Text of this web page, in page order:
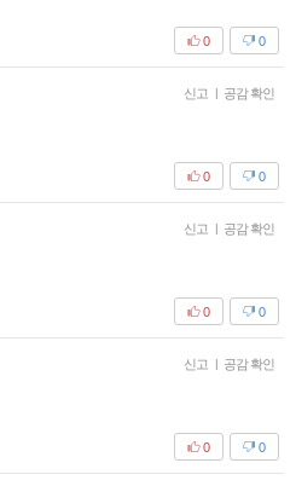
0
0
신고 공감 확인
0
0
신고 공감 확인
0
0
신고 공감 확인
0
0